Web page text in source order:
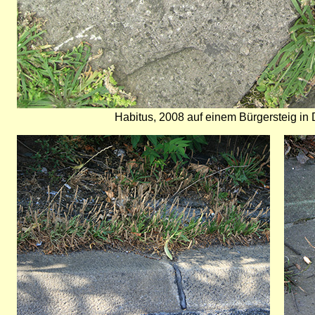
Habitus, 2008 auf einem Bürgersteig
Bild
Bild